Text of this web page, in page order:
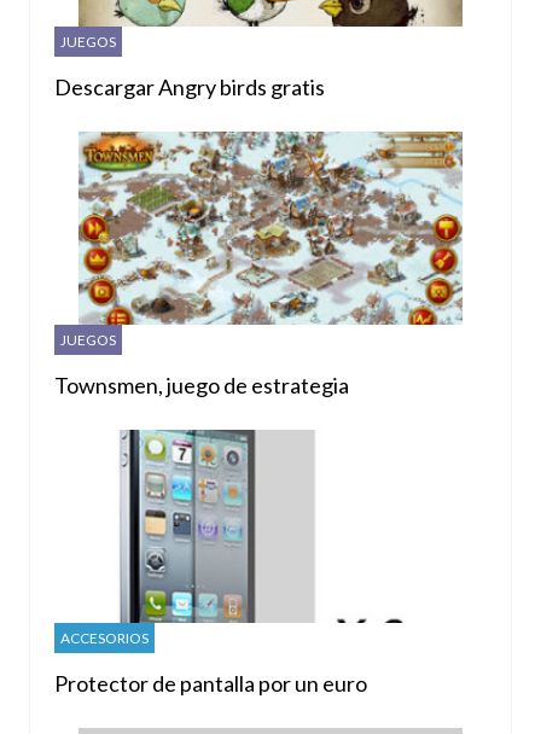
JUEGOS
Descargar Angry birds gratis
JUEGOS
Townsmen, juego de estrategia
ACCESORIOS
Protector de pantalla por un euro